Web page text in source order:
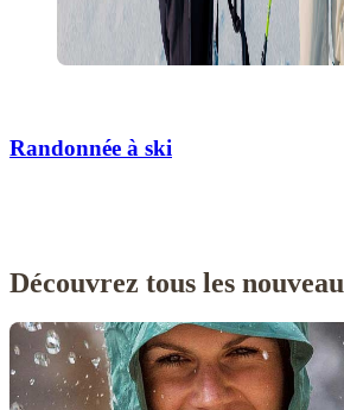
Randonnée à ski
Découvrez tous les